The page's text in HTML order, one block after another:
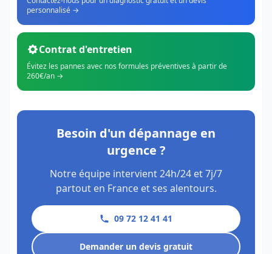
personnalisé →
Contrat d'entretien
Évitez les pannes avec nos formules préventives à partir de
260€/an →
Besoin d'un dépannage en
urgence ?
Notre équipe intervient 24h/24 et 7j/7
partout en France et ses alentours.
09 72 12 41 41
Demander un devis gratuit